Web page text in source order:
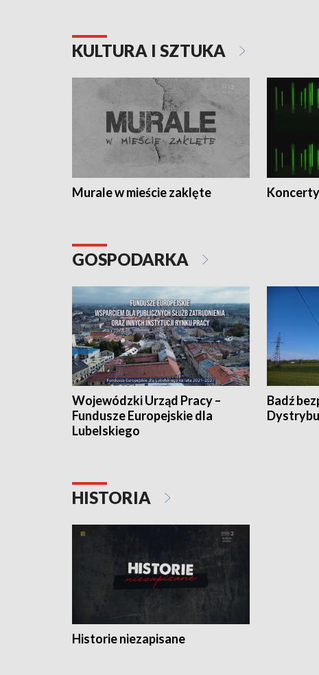
KULTURA I SZTUKA
Murale w mieście zaklęte Koncerty
GOSPODARKA
Wojewódzki Urząd Pracy –
Fundusze Europejskie dla
Lubelskiego
Badź
HISTORIA
Historie niezapisane